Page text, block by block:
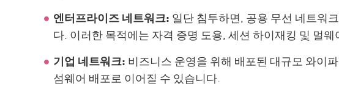
엔터프라이즈 네트워크: 일단 침투하면, 공용 무선 네트워
다. 이러한 목적에는 자격 증명 도용, 세션 하이재킹 및 멀
기업 네트워크: 비즈니스 운영을 위해 배포된 대규모 와이
섬웨어 배포로 이어질 수 있습니다.